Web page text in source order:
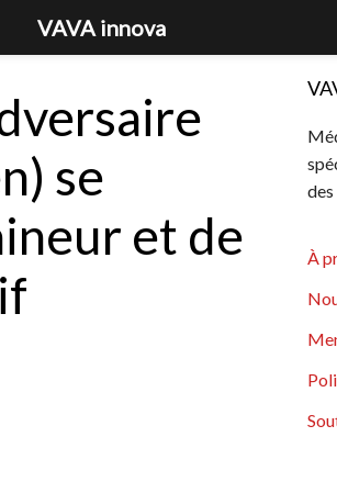
se
et de
À
VAVA innova